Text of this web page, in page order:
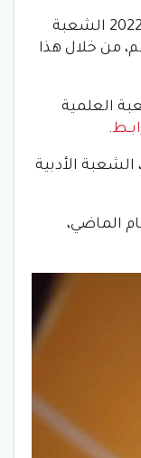
– مؤشرات تنسيق الكليات الأزهرية 2022 الشعبة
من خلال هذا
الأزهرية 2021 الشعبة العلمية
.
– توقعات تنسيق كليات الأزهر 2022، الشعبة الأدبية
الماضي،